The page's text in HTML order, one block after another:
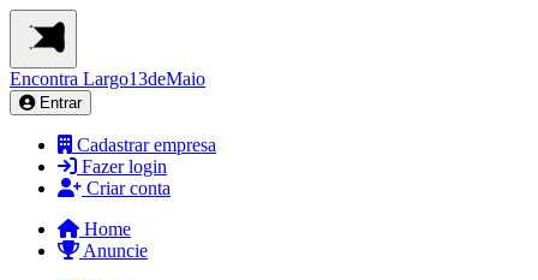
Encontra Largo13deMaio
Entrar
Cadastrar empresa
Fazer login
Criar conta
Home
Anuncie